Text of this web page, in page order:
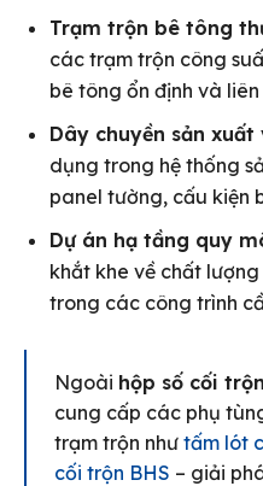
Trạm trộn bê tông
các trạm trộn công
bê tông ổn định và
Dây chuyền sản
dụng trong hệ thống
panel tường, cấu kiện
Dự án hạ tầng quy
khắt khe về chất
trong các công trình
Ngoài hộp số cối
cung cấp các phụ
trạm trộn như tấm lót
cối trộn BHS – giải